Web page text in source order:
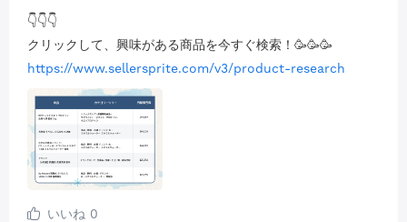
👇👇👇
クリックして、興味がある商品を今すぐ検索！🥳🥳🥳
https://www.sellersprite.com/v3/product-research
いいね 0